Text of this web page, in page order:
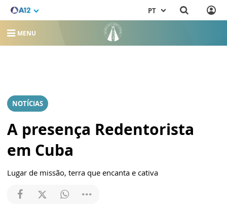
PT
MENU
NOTÍCIAS
A presença Redentorista
em Cuba
Lugar de missão, terra que encanta e cativa